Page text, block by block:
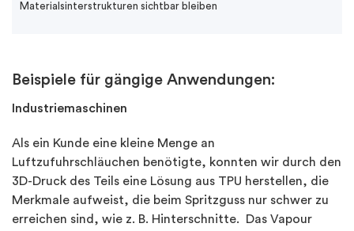
Materialsinterstrukturen sichtbar bleiben
Beispiele für gängige Anwendungen:
Industriemaschinen
Als ein Kunde eine kleine Menge an
Luftzufuhrschläuchen benötigte, konnten wir durch den
3D-Druck des Teils eine Lösung aus TPU herstellen, die
Merkmale aufweist, die beim Spritzguss nur schwer zu
erreichen sind, wie z. B. Hinterschnitte. Das Vapour